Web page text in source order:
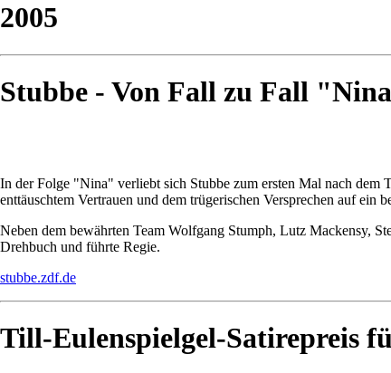
2005
Stubbe - Von Fall zu Fall
In der Folge "Nina" verliebt sich Stubbe zum ersten Mal nach dem
enttäuschtem Vertrauen und dem trügerischen Versprechen auf ein
Neben dem bewährten Team Wolfgang Stumph, Lutz Mackensy,
Drehbuch und führte Regie.
stubbe.zdf.de
Till-Eulenspielgel-Satirepreis